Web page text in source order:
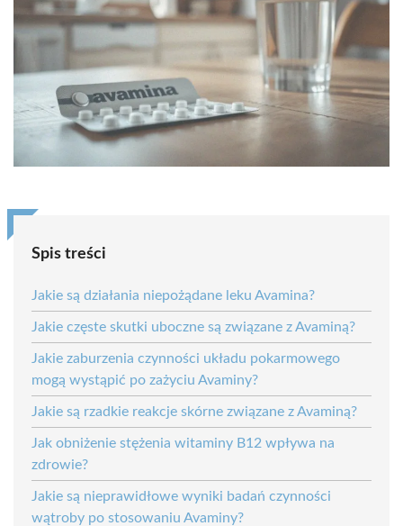
Spis treści
Jakie są działania niepożądane leku Avamina?
Jakie częste skutki uboczne są związane z Avaminą?
Jakie zaburzenia czynności układu pokarmowego
mogą wystąpić po zażyciu Avaminy?
Jakie są rzadkie reakcje skórne związane z Avaminą?
Jak obniżenie stężenia witaminy B12 wpływa na
zdrowie?
Jakie są nieprawidłowe wyniki badań czynności
wątroby po stosowaniu Avaminy?